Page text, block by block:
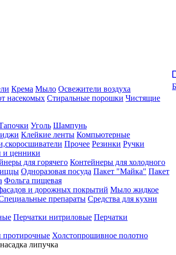
Крема Мыло Освежители воздуха
насекомых Стиральные порошки Чистящие
Уголь Шампунь
Клейкие ленты Компьютерные
Прочее Резинки Ручки
и ценники
для горячего Контейнеры для холодного
Одноразовая посуда Пакет "Майка" Пакет
Фольга пищевая
и дорожных покрытий Мыло жидкое
препараты Средства для кухни
Перчатки нитриловые Перчатки
протирочные Холстопрошивное полотно
липучка